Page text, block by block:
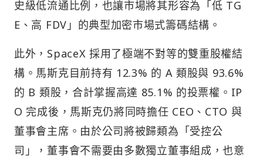
史級低流通比例，也讓市場將其形容為「低 TG
E、高 FDV」的典型加密市場式籌碼結構。
此外，SpaceX 採用了極端不對等的雙重股權結
構。馬斯克目前持有 12.3% 的 A 類股與 93.6%
的 B 類股，合計掌握高達 85.1% 的投票權。IP
O 完成後，馬斯克仍將同時擔任 CEO、CTO 與
董事會主席。由於公司將被歸類為「受控公
司」，董事會不需要由多數獨立董事組成，也意